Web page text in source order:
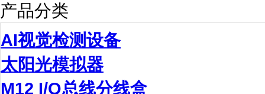
产品分类
AI视觉检测设备
太阳光模拟器
M12 I/O总线分线盒